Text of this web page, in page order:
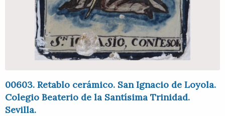
00603. Retablo cerámico. San Ignacio de Loyola.
Colegio Beaterio de la Santísima Trinidad.
Sevilla.